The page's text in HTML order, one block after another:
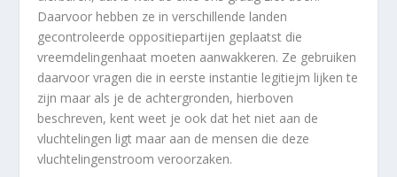
Daarvoor hebben ze in verschillende landen
gecontroleerde oppositiepartijen geplaatst die
vreemdelingenhaat moeten aanwakkeren. Ze gebruiken
daarvoor vragen die in eerste instantie legitiejm lijken te
zijn maar als je de achtergronden, hierboven
beschreven, kent weet je ook dat het niet aan de
vluchtelingen ligt maar aan de mensen die deze
vluchtelingenstroom veroorzaken.